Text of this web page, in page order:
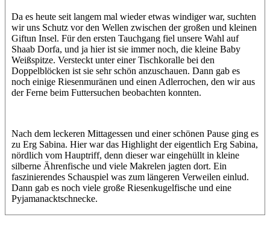
Da es heute seit langem mal wieder etwas windiger war, suchten
wir uns Schutz vor den Wellen zwischen der großen und kleinen
Giftun Insel. Für den ersten Tauchgang fiel unsere Wahl auf
Shaab Dorfa, und ja hier ist sie immer noch, die kleine Baby
Weißspitze. Versteckt unter einer Tischkoralle bei den
Doppelblöcken ist sie sehr schön anzuschauen. Dann gab es
noch einige Riesenmuränen und einen Adlerrochen, den wir aus
der Ferne beim Futtersuchen beobachten konnten.
Nach dem leckeren Mittagessen und einer schönen Pause ging es
zu Erg Sabina. Hier war das Highlight der eigentlich Erg Sabina,
nördlich vom Hauptriff, denn dieser war eingehüllt in kleine
silberne Ährenfische und viele Makrelen jagten dort. Ein
faszinierendes Schauspiel was zum längeren Verweilen einlud.
Dann gab es noch viele große Riesenkugelfische und eine
Pyjamanacktschnecke.